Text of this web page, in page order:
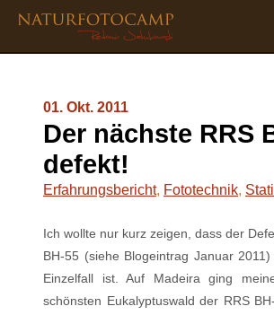
01. Okt. 2011
Der nächste RRS
defekt!
Erfahrungsbericht, Fototechnik,
Ich wollte nur kurz zeigen, dass der
BH-55 (siehe Blogeintrag Januar
Einzelfall ist. Auf Madeira ging
schönsten Eukalyptuswald der RRS